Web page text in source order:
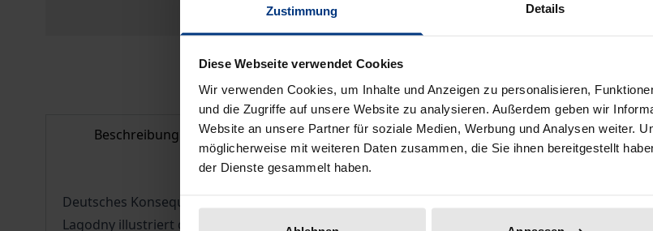
Zustimmung Details
Diese Webseite verwendet Cookies
Wir verwenden Cookies, um Inhalte und Anzeigen zu personalisieren,
und die Zugriffe auf unsere Website zu analysieren. Außerdem geben wir
Website an unsere Partner für soziale Medien, Werbung und Analysen weiter.
möglicherweise mit weiteren Daten zusammen, die Sie ihnen bereitgestellt
der Dienste gesammelt haben.
Beschreibung Bibliografische Angaben Rezensionen
Deutsches Konsequenzdenken und österreichisches Toleranzdenken zeigen sich im Straf-
Lagodny illustriert dies an Beispielen aus dem Alltag und dem Recht. Er lebt, lehrt und forscht